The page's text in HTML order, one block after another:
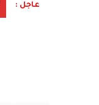
عاجل :